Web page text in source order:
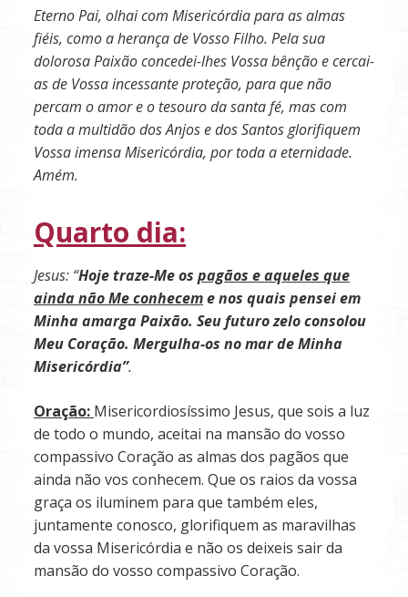
Eterno Pai, olhai com Misericórdia para as almas
fiéis, como a herança de Vosso Filho. Pela sua
dolorosa Paixão concedei-lhes Vossa bênção e cercai-
as de Vossa incessante proteção, para que não
percam o amor e o tesouro da santa fé, mas com
toda a multidão dos Anjos e dos Santos glorifiquem
Vossa imensa Misericórdia, por toda a eternidade.
Amém.
Quarto dia:
Jesus: “Hoje traze-Me os pagãos e aqueles que
ainda não Me conheceme nos quais pensei em
Minha amarga Paixão. Seu futuro zelo consolou
Meu Coração. Mergulha-os no mar de Minha
Misericórdia”.
Oração: Misericordiosíssimo Jesus, que sois a luz
de todo o mundo, aceitai na mansão do vosso
compassivo Coração as almas dos pagãos que
ainda não vos conhecem. Que os raios da vossa
graça os iluminem para que também eles,
juntamente conosco, glorifiquem as maravilhas
da vossa Misericórdia e não os deixeis sair da
mansão do vosso compassivo Coração.